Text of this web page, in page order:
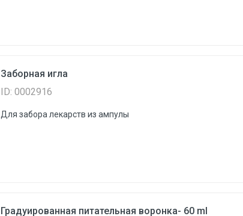
Заборная игла
ID: 0002916
Для забора лекарств из ампулы
Градуированная питательная воронка- 60 ml